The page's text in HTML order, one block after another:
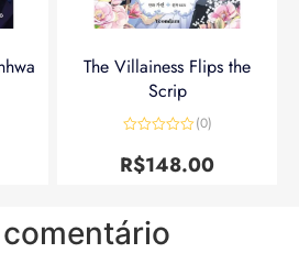
The Villainess Flips the
Scrip
0
de
(0)
R$148.00